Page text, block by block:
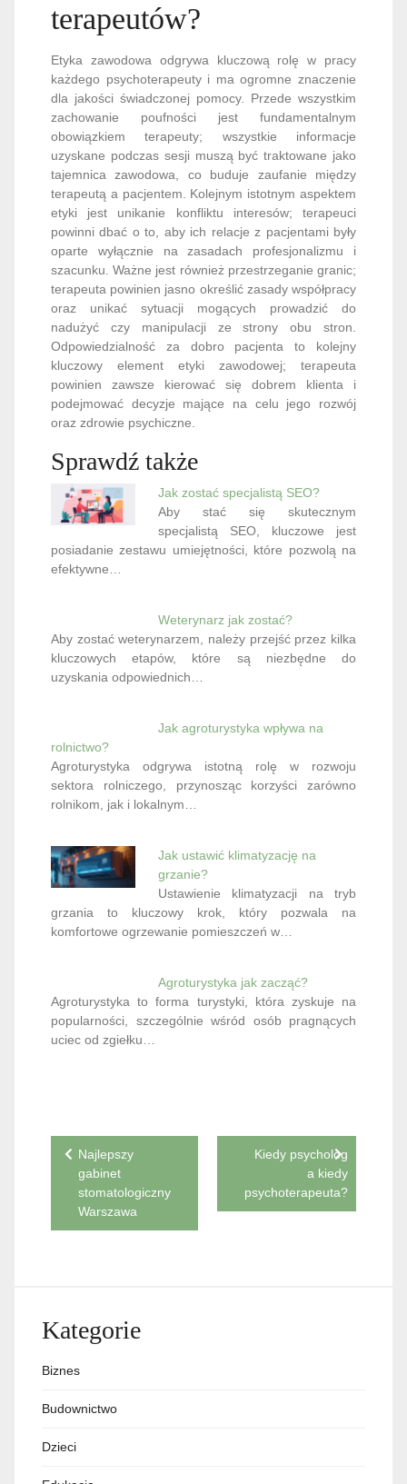
terapeutów?
Etyka zawodowa odgrywa kluczową rolę w pracy
każdego psychoterapeuty i ma ogromne znaczenie
dla jakości świadczonej pomocy. Przede wszystkim
zachowanie poufności jest fundamentalnym
obowiązkiem terapeuty; wszystkie informacje
uzyskane podczas sesji muszą być traktowane jako
tajemnica zawodowa, co buduje zaufanie między
terapeutą a pacjentem. Kolejnym istotnym aspektem
etyki jest unikanie konfliktu interesów; terapeuci
powinni dbać o to, aby ich relacje z pacjentami były
oparte wyłącznie na zasadach profesjonalizmu i
szacunku. Ważne jest również przestrzeganie granic;
terapeuta powinien jasno określić zasady współpracy
oraz unikać sytuacji mogących prowadzić do
nadużyć czy manipulacji ze strony obu stron.
Odpowiedzialność za dobro pacjenta to kolejny
kluczowy element etyki zawodowej; terapeuta
powinien zawsze kierować się dobrem klienta i
podejmować decyzje mające na celu jego rozwój
oraz zdrowie psychiczne.
Sprawdź także
Jak zostać specjalistą SEO?
Aby stać się skutecznym
specjalistą SEO, kluczowe jest
posiadanie zestawu umiejętności, które pozwolą na
efektywne…
Weterynarz jak zostać?
Aby zostać weterynarzem, należy przejść przez kilka
kluczowych etapów, które są niezbędne do
uzyskania odpowiednich…
Jak agroturystyka wpływa na
rolnictwo?
Agroturystyka odgrywa istotną rolę w rozwoju
sektora rolniczego, przynosząc korzyści zarówno
rolnikom, jak i lokalnym…
Jak ustawić klimatyzację na
grzanie?
Ustawienie klimatyzacji na tryb
grzania to kluczowy krok, który pozwala na
komfortowe ogrzewanie pomieszczeń w…
Agroturystyka jak zacząć?
Agroturystyka to forma turystyki, która zyskuje na
popularności, szczególnie wśród osób pragnących
uciec od zgiełku…
Nawigacja
wpisu
Najlepszy
gabinet
stomatologiczny
Warszawa
Kiedy psycholog
a kiedy
psychoterapeuta?
Kategorie
Biznes
Budownictwo
Dzieci